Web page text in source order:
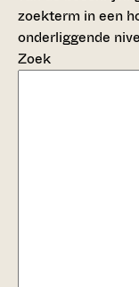
zoekterm in een
onderliggende
Zoek